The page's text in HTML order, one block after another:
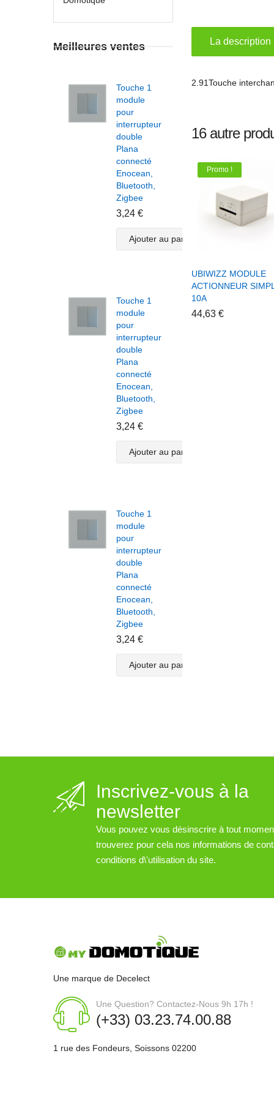
Meilleures ventes
Touche 1
module
pour
interrupteur
double
Plana
connecté
Enocean,
Bluetooth,
Zigbee
3,24 €
Ajouter au panier
Touche 1
module
pour
interrupteur
double
Plana
connecté
Enocean,
Bluetooth,
Zigbee
3,24 €
Ajouter au panier
Touche 1
module
pour
interrupteur
double
Plana
connecté
Enocean,
Bluetooth,
Zigbee
3,24 €
Ajouter au panier
3,24
La description
2.91Touche
16 autre
Promo !
+ Ajouter Au Panier
UBIWIZZ MODULE
ACTIONNEUR
10A
44,63 €
Inscrivez-vous à la
newsletter
Vous pouvez vous désinscrire à tout
trouverez pour cela nos informations de
conditions d\'utilisation du site.
Une marque de Decelect
Une Question? Contactez-Nous 9h 17h !
(+33) 03.23.74.00.88
1 rue des Fondeurs, Soissons 02200